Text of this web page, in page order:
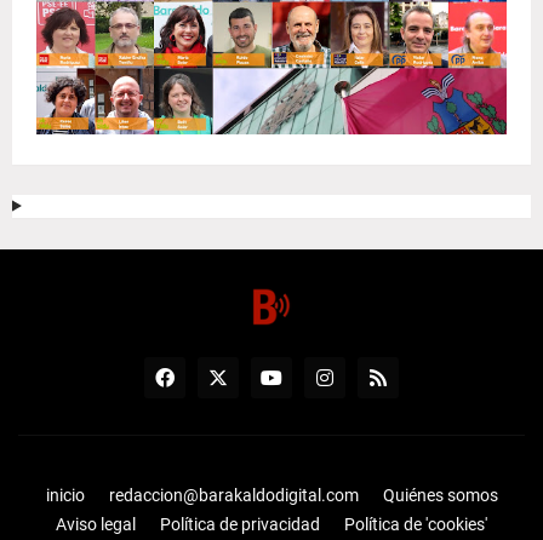
inicio redaccion@barakaldodigital.com
Quiénes somos
Aviso legal
Política de privacidad Política de 'cookies'